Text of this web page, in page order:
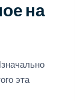
на
эта